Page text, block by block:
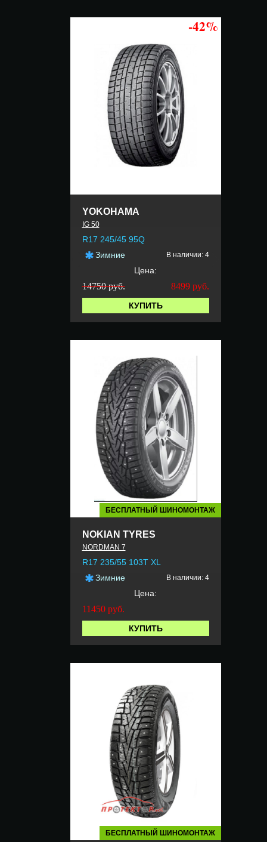
-42%
YOKOHAMA
IG 50
R17 245/45 95Q
Зимние
В наличии: 4
Цена:
14750 руб. 8499 руб.
КУПИТЬ
БЕСПЛАТНЫЙ ШИНОМОНТАЖ
NOKIAN TYRES
NORDMAN 7
R17 235/55 103T XL
Зимние
В наличии: 4
Цена:
11450 руб.
КУПИТЬ
БЕСПЛАТНЫЙ ШИНОМОНТАЖ